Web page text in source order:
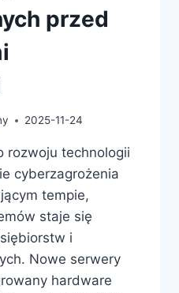
przed
2025-11-24
rozwoju technologii
cyberzagrożenia
tempie,
staje się
i
Nowe serwery
hardware